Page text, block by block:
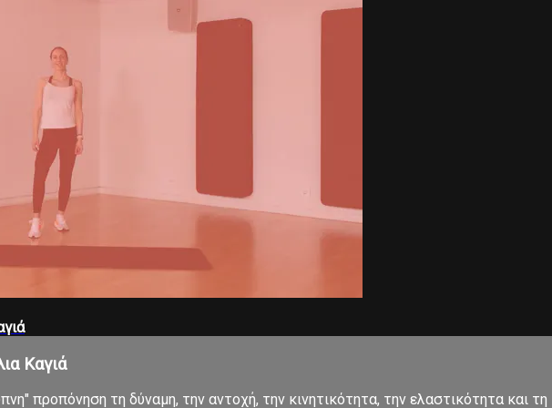
Καγιά
προπόνηση τη δύναμη, την αντοχή, την κινητικότητα, την ελαστικότητα και